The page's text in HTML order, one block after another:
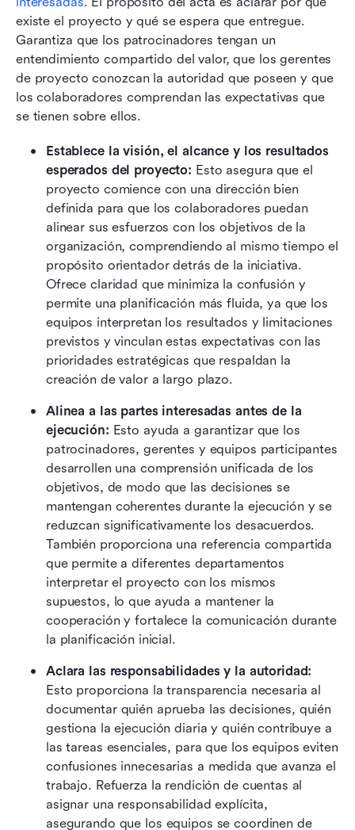
existe el proyecto y qué se espera que entregue.
Garantiza que los patrocinadores tengan un
entendimiento compartido del valor, que los gerentes
de proyecto conozcan la autoridad que poseen y que
los colaboradores comprendan las expectativas que
se tienen sobre ellos.
Establece la visión, el alcance y los resultados
esperados del proyecto: Esto asegura que el
proyecto comience con una dirección bien
definida para que los colaboradores puedan
alinear sus esfuerzos con los objetivos de la
organización, comprendiendo al mismo tiempo el
propósito orientador detrás de la iniciativa.
Ofrece claridad que minimiza la confusión y
permite una planificación más fluida, ya que los
equipos interpretan los resultados y limitaciones
previstos y vinculan estas expectativas con las
prioridades estratégicas que respaldan la
creación de valor a largo plazo.
Alinea a las partes interesadas antes de la
ejecución: Esto ayuda a garantizar que los
patrocinadores, gerentes y equipos participantes
desarrollen una comprensión unificada de los
objetivos, de modo que las decisiones se
mantengan coherentes durante la ejecución y se
reduzcan significativamente los desacuerdos.
También proporciona una referencia compartida
que permite a diferentes departamentos
interpretar el proyecto con los mismos
supuestos, lo que ayuda a mantener la
cooperación y fortalece la comunicación durante
la planificación inicial.
Aclara las responsabilidades y la autoridad:
Esto proporciona la transparencia necesaria al
documentar quién aprueba las decisiones, quién
gestiona la ejecución diaria y quién contribuye a
las tareas esenciales, para que los equipos eviten
confusiones innecesarias a medida que avanza el
trabajo. Refuerza la rendición de cuentas al
asignar una responsabilidad explícita,
asegurando que los equipos se coordinen de